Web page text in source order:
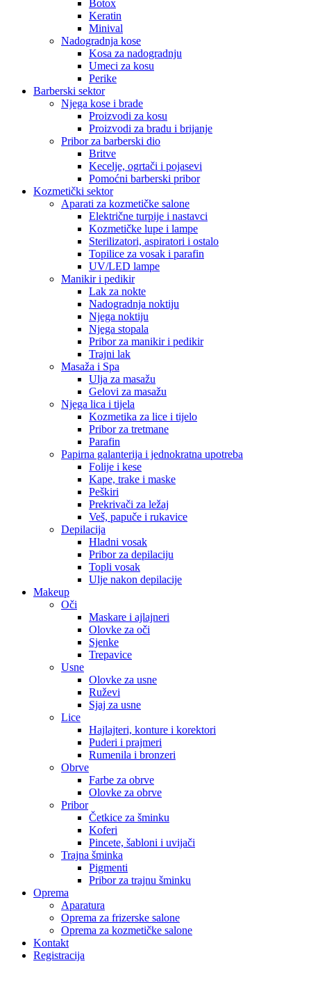
Botox
Keratin
Minival
Nadogradnja kose
Kosa za nadogradnju
Umeci za kosu
Perike
Barberski sektor
Njega kose i brade
Proizvodi za kosu
Proizvodi za bradu i brijanje
Pribor za barberski dio
Britve
Kecelje, ogrtači i pojasevi
Pomoćni barberski pribor
Kozmetički sektor
Aparati za kozmetičke salone
Električne turpije i nastavci
Kozmetičke lupe i lampe
Sterilizatori, aspiratori i ostalo
Topilice za vosak i parafin
UV/LED lampe
Manikir i pedikir
Lak za nokte
Nadogradnja noktiju
Njega noktiju
Njega stopala
Pribor za manikir i pedikir
Trajni lak
Masaža i Spa
Ulja za masažu
Gelovi za masažu
Njega lica i tijela
Kozmetika za lice i tijelo
Pribor za tretmane
Parafin
Papirna galanterija i jednokratna upotreba
Folije i kese
Kape, trake i maske
Peškiri
Prekrivači za ležaj
Veš, papuče i rukavice
Depilacija
Hladni vosak
Pribor za depilaciju
Topli vosak
Ulje nakon depilacije
Makeup
Oči
Maskare i ajlajneri
Olovke za oči
Sjenke
Trepavice
Usne
Olovke za usne
Ruževi
Sjaj za usne
Lice
Hajlajteri, konture i korektori
Puderi i prajmeri
Rumenila i bronzeri
Obrve
Farbe za obrve
Olovke za obrve
Pribor
Četkice za šminku
Koferi
Pincete, šabloni i uvijači
Trajna šminka
Pigmenti
Pribor za trajnu šminku
Oprema
Aparatura
Oprema za frizerske salone
Oprema za kozmetičke salone
Kontakt
Registracija